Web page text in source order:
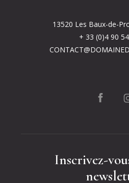
13520 Les Baux-de-
+ 33 (0)4 90
Inscrivez-